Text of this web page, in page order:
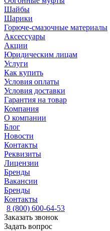
Шайбы
Шарики
Горюче-смазочные материалы
Аксессуары
Акции
Юридическим лицам
Услуги
Как купить
Условия оплаты
Условия доставки
Гарантия на товар
Компания
О компании
Блог
Новости
Контакты
Реквизиты
Лицензии
Бренды
Вакансии
Бренды
Контакты
8 (800) 600-64-53
Заказать звонок
Задать вопрос